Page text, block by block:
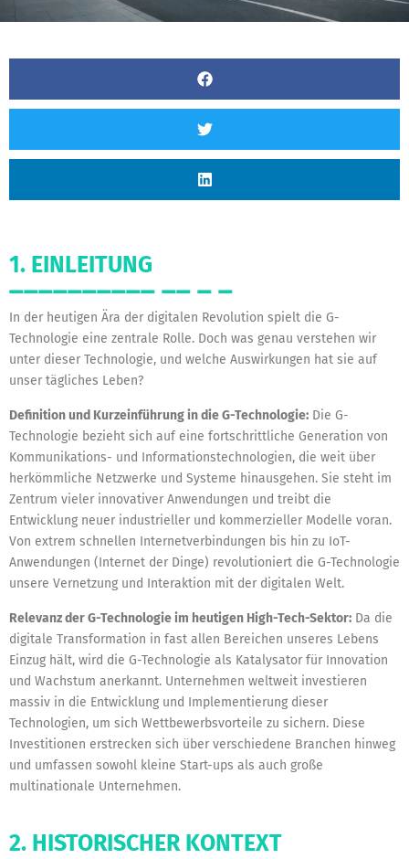
1. EINLEITUNG
In der heutigen Ära der digitalen Revolution spielt die G-
Technologie eine zentrale Rolle. Doch was genau verstehen wir
unter dieser Technologie, und welche Auswirkungen hat sie auf
unser tägliches Leben?
Definition und Kurzeinführung in die G-Technologie: Die G-
Technologie bezieht sich auf eine fortschrittliche Generation von
Kommunikations- und Informationstechnologien, die weit über
herkömmliche Netzwerke und Systeme hinausgehen. Sie steht im
Zentrum vieler innovativer Anwendungen und treibt die
Entwicklung neuer industrieller und kommerzieller Modelle voran.
Von extrem schnellen Internetverbindungen bis hin zu IoT-
Anwendungen (Internet der Dinge) revolutioniert die G-Technologie
unsere Vernetzung und Interaktion mit der digitalen Welt.
Relevanz der G-Technologie im heutigen High-Tech-Sektor: Da die
digitale Transformation in fast allen Bereichen unseres Lebens
Einzug hält, wird die G-Technologie als Katalysator für Innovation
und Wachstum anerkannt. Unternehmen weltweit investieren
massiv in die Entwicklung und Implementierung dieser
Technologien, um sich Wettbewerbsvorteile zu sichern. Diese
Investitionen erstrecken sich über verschiedene Branchen hinweg
und umfassen sowohl kleine Start-ups als auch große
multinationale Unternehmen.
2. HISTORISCHER KONTEXT